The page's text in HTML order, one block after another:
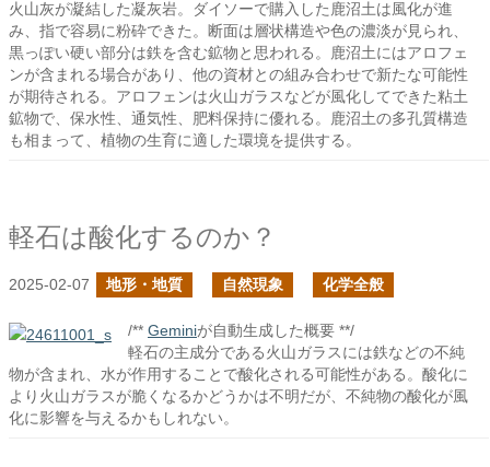
火山灰が凝結した凝灰岩。ダイソーで購入した鹿沼土は風化が進
み、指で容易に粉砕できた。断面は層状構造や色の濃淡が見られ、
黒っぽい硬い部分は鉄を含む鉱物と思われる。鹿沼土にはアロフェ
ンが含まれる場合があり、他の資材との組み合わせで新たな可能性
が期待される。アロフェンは火山ガラスなどが風化してできた粘土
鉱物で、保水性、通気性、肥料保持に優れる。鹿沼土の多孔質構造
も相まって、植物の生育に適した環境を提供する。
軽石は酸化するのか？
2025-02-07 地形・地質 自然現象 化学全般
/** Geminiが自動生成した概要 **/
軽石の主成分である火山ガラスには鉄などの不純
物が含まれ、水が作用することで酸化される可能性がある。酸化に
より火山ガラスが脆くなるかどうかは不明だが、不純物の酸化が風
化に影響を与えるかもしれない。